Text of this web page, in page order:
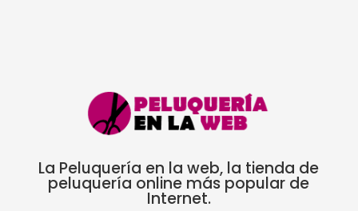
La Peluquería en la web, la tienda de
peluquería online más popular de
Internet.